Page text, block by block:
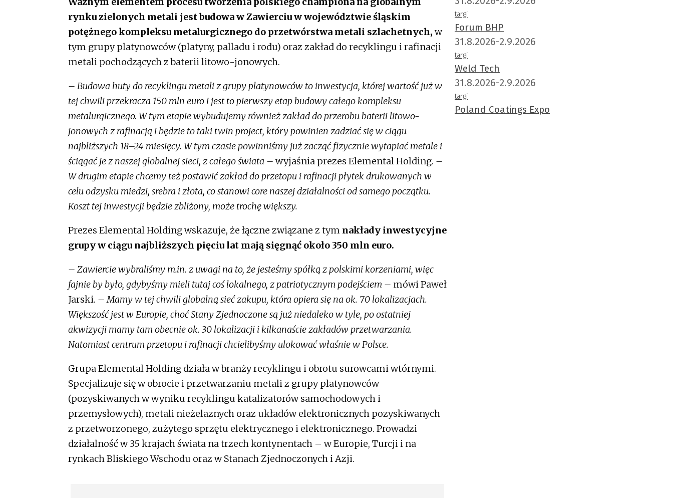
rynku zielonych metali jest budowa w Zawierciu w województwie śląskim
potężnego kompleksu metalurgicznego do przetwórstwa metali szlachetnych,w
tym grupy platynowców (platyny, palladu i rodu) oraz zakład do recyklingu i rafinacji
metali pochodzących z baterii litowo-jonowych.
– Budowa huty do recyklingu metali z grupy platynowców to inwestycja, której wartość już w
tej chwili przekracza 150 mln euro i jest to pierwszy etap budowy całego kompleksu
metalurgicznego. W tym etapie wybudujemy również zakład do przerobu baterii litowo-
jonowych z rafinacją i będzie to taki twin project, który powinien zadziać się w ciągu
najbliższych 18–24 miesięcy. W tym czasie powinniśmy już zacząć fizycznie wytapiać metale i
ściągać je z naszej globalnej sieci, z całego świata –wyjaśnia prezes Elemental Holding. –
W drugim etapie chcemy też postawić zakład do przetopu i rafinacji płytek drukowanych w
celu odzysku miedzi, srebra i złota, co stanowi core naszej działalności od samego początku.
Koszt tej inwestycji będzie zbliżony, może trochę większy.
Prezes Elemental Holding wskazuje, że łączne związane z tym nakłady inwestycyjne
grupy w ciągu najbliższych pięciu lat mają sięgnąć około 350 mln euro.
– Zawiercie wybraliśmy m.in. z uwagi na to, że jesteśmy spółką z polskimi korzeniami, więc
fajnie by było, gdybyśmy mieli tutaj coś lokalnego, z patriotycznym podejściem – mówi Paweł
Jarski. – Mamy w tej chwili globalną sieć zakupu, która opiera się na ok. 70 lokalizacjach.
Większość jest w Europie, choć Stany Zjednoczone są już niedaleko w tyle, po ostatniej
akwizycji mamy tam obecnie ok. 30 lokalizacji i kilkanaście zakładów przetwarzania.
Natomiast centrum przetopu i rafinacji chcielibyśmy ulokować właśnie w Polsce.
Grupa Elemental Holding działa w branży recyklingu i obrotu surowcami wtórnymi.
Specjalizuje się w obrocie i przetwarzaniu metali z grupy platynowców
(pozyskiwanych w wyniku recyklingu katalizatorów samochodowych i
przemysłowych), metali nieżelaznych oraz układów elektronicznych pozyskiwanych
z przetworzonego, zużytego sprzętu elektrycznego i elektronicznego. Prowadzi
działalność w 35 krajach świata na trzech kontynentach – w Europie, Turcji i na
rynkach Bliskiego Wschodu oraz w Stanach Zjednoczonych i Azji.
targi
Forum BHP
31.8.2026-2.9.2026
targi
Weld Tech
31.8.2026-2.9.2026
targi
Poland Coatings Expo